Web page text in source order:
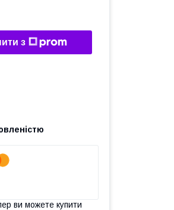
з
ви можете купити